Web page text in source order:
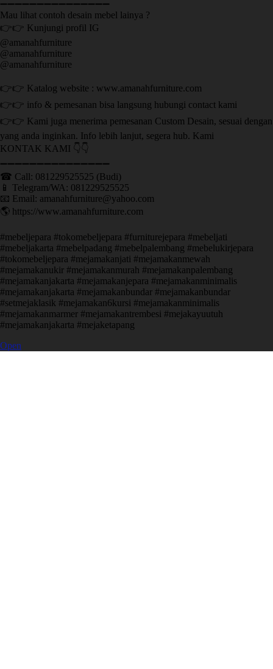
➖➖➖➖➖➖➖➖➖➖➖➖➖➖➖
Mau lihat contoh desain mebel lainya ?
👉👉 Kunjungi profil IG
@amanahfurniture
@amanahfurniture
@amanahfurniture
👉👉 Katalog website : www.amanahfurniture.com
👉👉 info & pemesanan bisa langsung hubungi contact kami
👉👉 Kami juga menerima pemesanan Custom Desain, sesuai dengan
yang anda inginkan. Info lebih lanjut, segera hub. Kami
KONTAK KAMI 👇👇
➖➖➖➖➖➖➖➖➖➖➖➖➖➖➖ ㅤ
☎ Call: 081229525525 (Budi)
📱 Telegram/WA: 081229525525
📧 Email: amanahfurniture@yahoo.com
🌎 https://www.amanahfurniture.com
#mebeljepara #tokomebeljepara #furniturejepara #mebeljati
#mebeljakarta #mebelpadang #mebelpalembang #mebelukirjepara
#tokomebeljepara #mejamakanjati #mejamakanmewah
#mejamakanukir #mejamakanmurah #mejamakanpalembang
#mejamakanjakarta #mejamakanjepara #mejamakanminimalis
#mejamakanjakarta #mejamakanbundar #mejamakanbundar
#setmejaklasik #mejamakan6kursi #mejamakanminimalis
#mejamakanmarmer #mejamakantrembesi #mejakayuutuh
#mejamakanjakarta #mejaketapang
Open